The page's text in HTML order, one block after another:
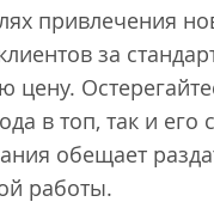
привлечения
за
цену.
в топ, так и
обещает
работы.